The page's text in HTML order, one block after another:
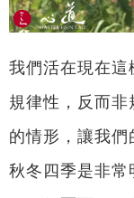
我們活在現在這
規律性，反而
的情形，讓我
秋冬四季是非常